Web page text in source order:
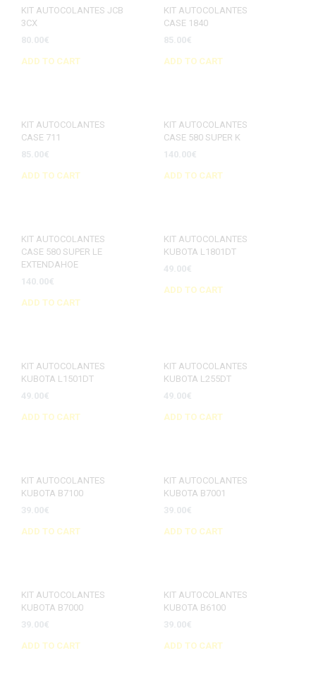
KIT AUTOCOLANTES JCB
3CX
80.00€
ADD TO CART
KIT AUTOCOLANTES
CASE 1840
85.00€
ADD TO CART
KIT AUTOCOLANTES
CASE 711
85.00€
ADD TO CART
KIT AUTOCOLANTES
CASE 580 SUPER K
140.00€
ADD TO CART
KIT AUTOCOLANTES
CASE 580 SUPER LE
EXTENDAHOE
140.00€
ADD TO CART
KIT AUTOCOLANTES
KUBOTA L1801DT
49.00€
ADD TO CART
KIT AUTOCOLANTES
KUBOTA L1501DT
49.00€
ADD TO CART
KIT AUTOCOLANTES
KUBOTA L255DT
49.00€
ADD TO CART
KIT AUTOCOLANTES
KUBOTA B7100
39.00€
ADD TO CART
KIT AUTOCOLANTES
KUBOTA B7001
39.00€
ADD TO CART
KIT AUTOCOLANTES
KUBOTA B7000
39.00€
ADD TO CART
KIT AUTOCOLANTES
KUBOTA B6100
39.00€
ADD TO CART